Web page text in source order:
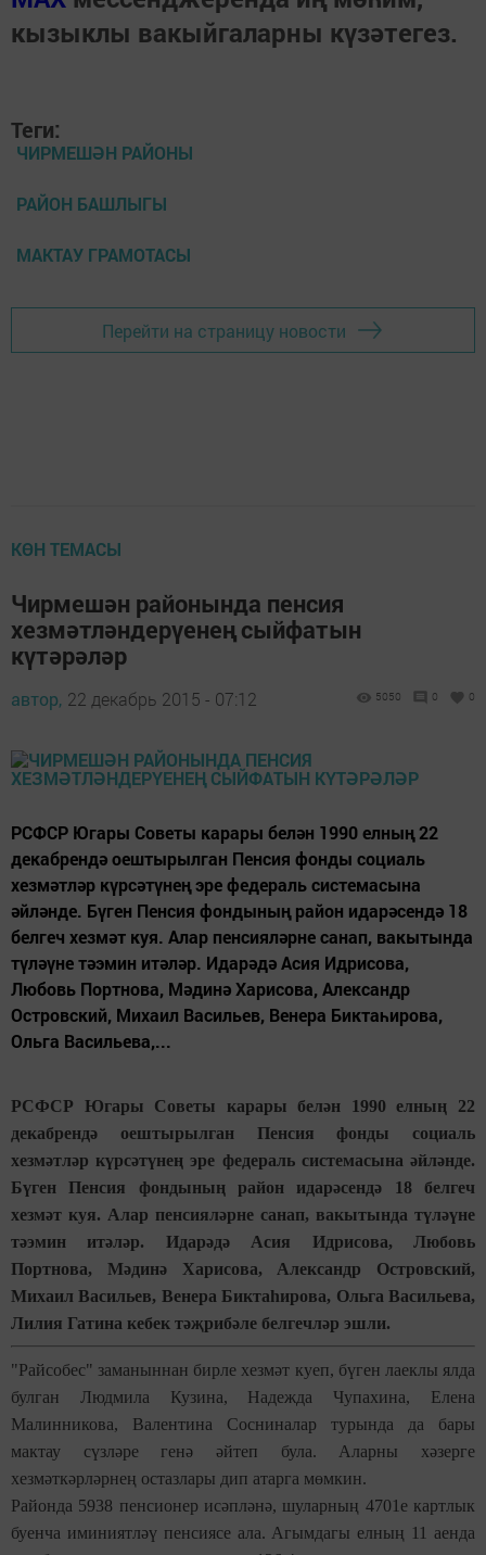
кызыклы вакыйгаларны күзәтегез.
Теги:
ЧИРМЕШӘН РАЙОНЫ
РАЙОН БАШЛЫГЫ
МАКТАУ ГРАМОТАСЫ
Перейти на страницу новости
КӨН ТЕМАСЫ
Чирмешән районында пенсия
хезмәтләндерүенең сыйфатын
күтәрәләр
автор, 22 декабрь 2015 - 07:12 5050 0 0
РСФСР Югары Советы карары белән 1990 елның 22
декабрендә оештырылган Пенсия фонды социаль
хезмәтләр күрсәтүнең эре федераль системасына
әйләнде. Бүген Пенсия фондының район идарәсендә 18
белгеч хезмәт куя. Алар пенсияләрне санап, вакытында
түләүне тәэмин итәләр. Идарәдә Асия Идрисова,
Любовь Портнова, Мәдинә Харисова, Александр
Островский, Михаил Васильев, Венера Биктаһирова,
Ольга Васильева,...
РСФСР Югары Советы карары белән 1990 елның 22
декабрендә оештырылган Пенсия фонды социаль
хезмәтләр күрсәтүнең эре федераль системасына әйләнде.
Бүген Пенсия фондының район идарәсендә 18 белгеч
хезмәт куя. Алар пенсияләрне санап, вакытында түләүне
тәэмин итәләр. Идарәдә Асия Идрисова, Любовь
Портнова, Мәдинә Харисова, Александр Островский,
Михаил Васильев, Венера Биктаһирова, Ольга Васильева,
Лилия Гатина кебек тәҗрибәле белгечләр эшли.
"Райсобес" заманыннан бирле хезмәт куеп, бүген лаеклы ялда
булган Людмила Кузина, Надежда Чупахина, Елена
Малинникова, Валентина Сосниналар турында да бары
мактау сүзләре генә әйтеп була. Аларны хәзерге
хезмәткәрләрнең остазлары дип атарга мөмкин.
Районда 5938 пенсионер исәпләнә, шуларның 4701е картлык
буенча иминиятләү пенсиясе ала. Агымдагы елның 11 аенда